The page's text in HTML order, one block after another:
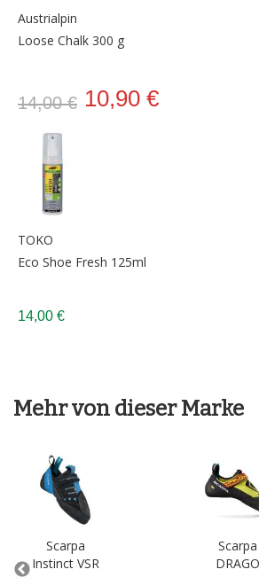
Austrialpin
Loose Chalk 300 g
14,00 € 10,90 €
TOKO
Eco Shoe Fresh 125ml
14,00 €
Mehr von dieser Marke
Scarpa
Instinct VSR
Scarpa
DRAGO